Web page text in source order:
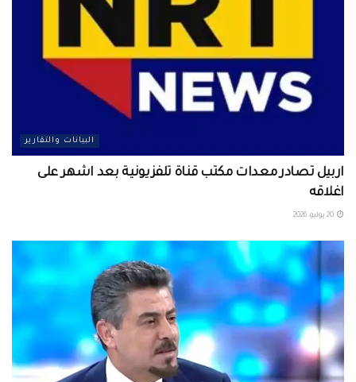
البيانات والتقارير
اربيل تصادر معدات مكتب قناة تلفزيونية بعد اشهر على
اغلاقه